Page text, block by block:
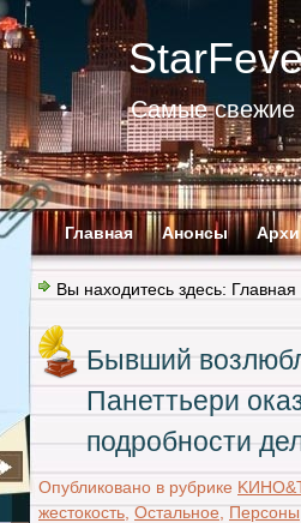
Самые свежие
Главная Анонсы
Вы находитесь здесь: Главная
Бывший
Панеттьери
подробности
Опубликовано в рубрике
жестокость,Остальное,Персоны